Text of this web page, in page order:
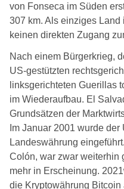
von Fonseca im Süden
307 km. Als einziges
keinen direkten Zugang
Nach einem Bürgerkrieg,
US-gestützten
linksgerichteten Guerillas
im Wiederaufbau. El
Grundsätzen der
Im Januar 2001 wurde
Landeswährung
Colón, war zwar weiterhin
mehr in Erscheinung.
die Kryptowährung